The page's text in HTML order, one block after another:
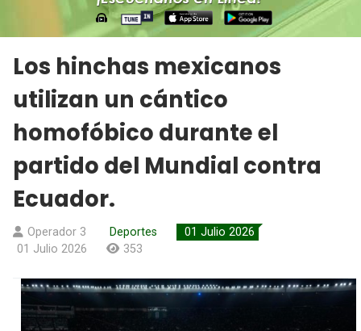
Los hinchas mexicanos
utilizan un cántico
homofóbico durante el
partido del Mundial contra
Ecuador.
Operador 3 Deportes
01 Julio 2026
01 Julio 2026
353